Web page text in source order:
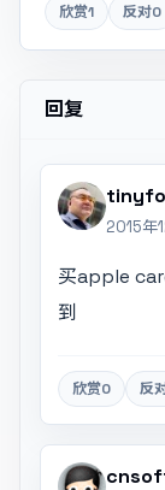
欣赏1 反对0
回复
2015年
买apple
到
欣赏0 反